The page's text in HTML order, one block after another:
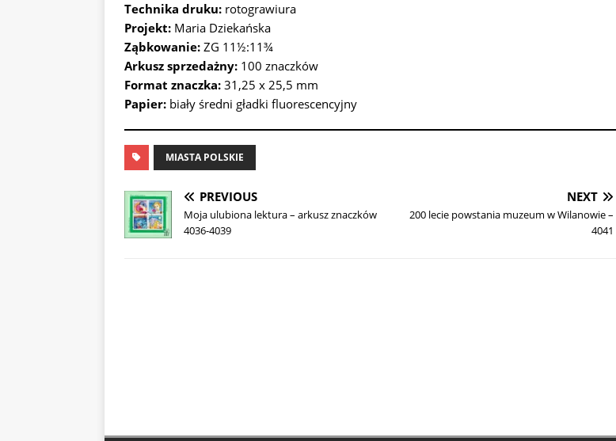
Technika druku: rotograwiura
Projekt: Maria Dziekańska
Ząbkowanie: ZG 11½:11¾
Arkusz sprzedażny: 100 znaczków
Format znaczka: 31,25 x 25,5 mm
Papier: biały średni gładki fluorescencyjny
MIASTA POLSKIE
PREVIOUS
Moja ulubiona lektura – arkusz znaczków
4036-4039
NEXT
200 lecie powstania muzeum w Wilanowie –
4041